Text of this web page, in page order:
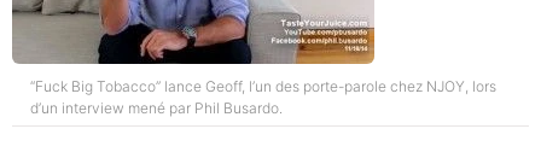
“Fuck Big Tobacco” lance Geoff, l’un des porte-parole chez NJOY, lors
d’un interview mené par Phil Busardo.